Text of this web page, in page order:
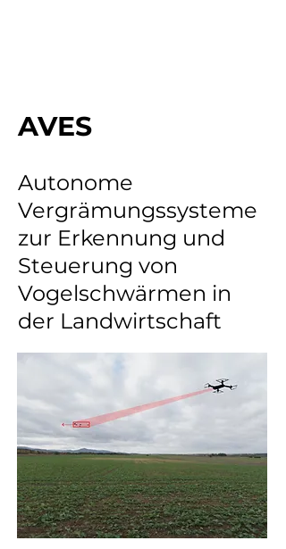
AVES
Autonome
Vergrämungssysteme
zur Erkennung und
Steuerung von
Vogelschwärmen in
der Landwirtschaft